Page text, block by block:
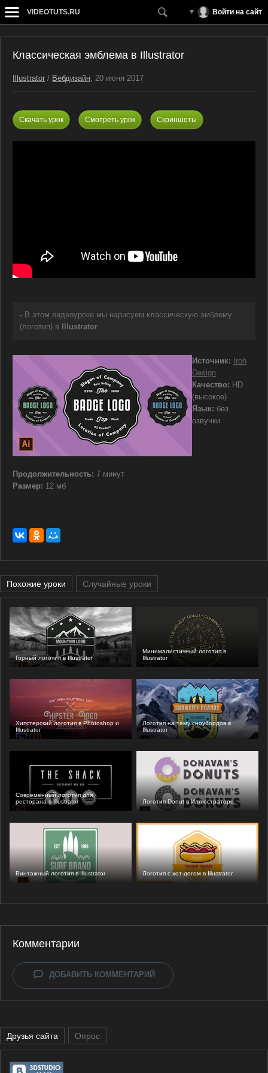
VIDEOTUTS.RU Войти на сайт
Классическая эмблема в Illustrator
Illustrator / Вебдизайн, 20 июня 2017
Скачать урок Смотреть урок Скриншоты
- В этом видеоуроке мы нарисуем классическую эмблему
(логотип) в
Illustrator.
Источник:
Iroh
Design
Качество: HD
(высокое)
Язык: без
озвучки
Продолжительность: 7 минут
Размер: 12 мб
Похожие уроки Случайные уроки
Горный логотип в Illustrator
Минималистичный логотип в
Illustrator
Хипстерский логотип в Photoshop и
Illustrator
Логотип на тему сноубордов в
Illustrator
Современный логотип для
ресторана в Illustrator
Логотип Donut в Иллюстраторе
Винтажный логотип в Illustrator Логотип с хот-догом в Illustrator
Комментарии
ДОБАВИТЬ КОММЕНТАРИЙ
Друзья сайта Опрос